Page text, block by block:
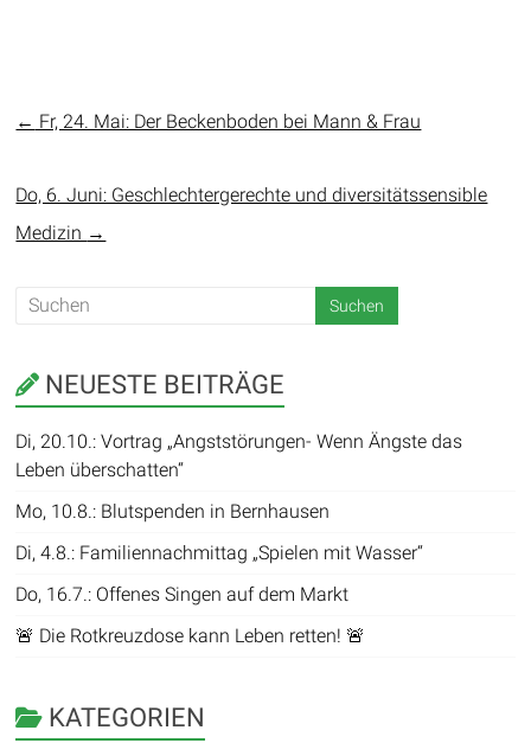
← Fr, 24. Mai: Der Beckenboden bei Mann & Frau
Do, 6. Juni: Geschlechtergerechte und diversitätssensible
Medizin →
NEUESTE BEITRÄGE
Di, 20.10.: Vortrag „Angststörungen- Wenn Ängste das
Leben überschatten“
Mo, 10.8.: Blutspenden in Bernhausen
Di, 4.8.: Familiennachmittag „Spielen mit Wasser“
Do, 16.7.: Offenes Singen auf dem Markt
🚨 Die Rotkreuzdose kann Leben retten! 🚨
KATEGORIEN